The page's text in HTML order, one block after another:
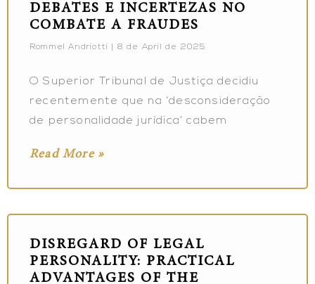
DEBATES E INCERTEZAS NO
COMBATE A FRAUDES
Rommel Andriotti 8 de April de 2025
O Superior Tribunal de Justiça decidiu
recentemente que na ‘desconsideração
de personalidade jurídica’ cabem
Read More »
DISREGARD OF LEGAL
PERSONALITY: PRACTICAL
ADVANTAGES OF THE